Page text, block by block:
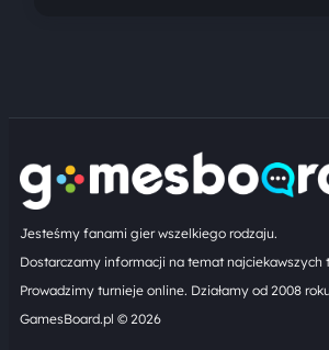
Jesteśmy fanami gier wszelkiego rodzaju.
Dostarczamy informacji na temat najciekawszych
Prowadzimy turnieje online. Działamy od 2008
GamesBoard.pl © 2026